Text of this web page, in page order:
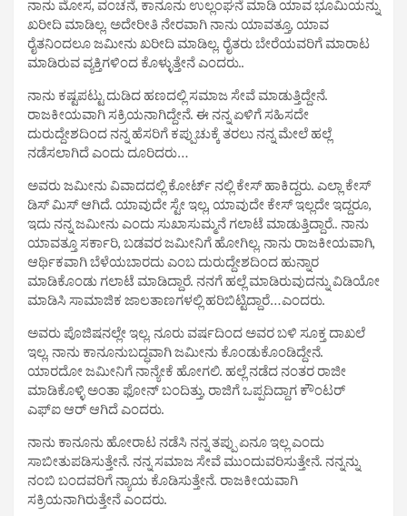
ನಾನು ಮೋಸ, ವಂಚನೆ, ಕಾನೂನು ಉಲ್ಲಂಘನೆ ಮಾಡಿ ಯಾವ ಭೂಮಿಯನ್ನು
ಖರೀದಿ ಮಾಡಿಲ್ಲ.‌ ಅದೇರೀತಿ ನೇರವಾಗಿ ನಾನು ಯಾವತ್ತೂ, ಯಾವ
ರೈತನಿಂದಲೂ ಜಮೀನು ಖರೀದಿ‌ ಮಾಡಿಲ್ಲ. ರೈತರು ಬೇರೆಯವರಿಗೆ ಮಾರಾಟ
ಮಾಡಿರುವ ವ್ಯಕ್ತಿಗಳಿಂದ ಕೊಳ್ಳುತ್ತೇನೆ ಎಂದರು..
ನಾನು ಕಷ್ಟಪಟ್ಟು ದುಡಿದ ಹಣದಲ್ಲಿ ಸಮಾಜ ಸೇವೆ ಮಾಡುತ್ತಿದ್ದೇನೆ.
ರಾಜಕೀಯವಾಗಿ ಸಕ್ರಿಯನಾಗಿದ್ದೇನೆ‌. ಈ ನನ್ನ ಏಳಿಗೆ ಸಹಿಸದೇ
ದುರುದ್ದೇಶದಿಂದ ನನ್ನ ಹೆಸರಿಗೆ ಕಪ್ಪುಚುಕ್ಕೆ ತರಲು ನನ್ನ ಮೇಲೆ ಹಲ್ಲೆ
ನಡೆಸಲಾಗಿದೆ ಎಂದು ದೂರಿದರು…
ಅವರು ಜಮೀನು ವಿವಾದದಲ್ಲಿ ಕೋರ್ಟ್ ನಲ್ಲಿ ಕೇಸ್ ಹಾಕಿದ್ದರು. ಎಲ್ಲಾ ಕೇಸ್
ಡಿಸ್ ಮಿಸ್ ಆಗಿದೆ. ಯಾವುದೇ ಸ್ಟೇ ಇಲ್ಲ, ಯಾವುದೇ ಕೇಸ್ ಇಲ್ಲದೇ ಇದ್ದರೂ,
ಇದು ನನ್ನ ಜಮೀನು ಎಂದು ಸುಖಾಸುಮ್ಮನೆ ಗಲಾಟೆ ಮಾಡುತ್ತಿದ್ದಾರೆ.. ನಾನು
ಯಾವತ್ತೂ ಸರ್ಕಾರಿ, ಬಡವರ ಜಮೀನಿಗೆ ಹೋಗಿಲ್ಲ. ನಾನು ರಾಜಕೀಯವಾಗಿ,
ಆರ್ಥಿಕವಾಗಿ ಬೆಳೆಯಬಾರದು ಎಂಬ ದುರುದ್ದೇಶದಿಂದ ಹುನ್ನಾರ
ಮಾಡಿಕೊಂಡು ಗಲಾಟೆ ಮಾಡಿದ್ದಾರೆ. ನನಗೆ ಹಲ್ಲೆ ಮಾಡಿರುವುದನ್ನು ವಿಡಿಯೋ
ಮಾಡಿಸಿ ಸಾಮಾಜಿಕ ಜಾಲತಾಣಗಳಲ್ಲಿ ಹರಿಬಿಟ್ಟಿದ್ದಾರೆ…ಎಂದರು.
ಅವರು ಪೊಜಿಷನಲ್ಲೇ ಇಲ್ಲ. ನೂರು ವರ್ಷದಿಂದ ಅವರ ಬಳಿ ಸೂಕ್ತ ದಾಖಲೆ
ಇಲ್ಲ.‌ ನಾನು ಕಾನೂನುಬದ್ಧವಾಗಿ ಜಮೀನು ಕೊಂಡುಕೊಂಡಿದ್ದೇನೆ.
ಯಾರದೋ ಜಮೀನಿಗೆ ನಾನ್ಯೇಕೆ ಹೋಗಲಿ. ಹಲ್ಲೆ ನಡೆದ ನಂತರ ರಾಜೀ
ಮಾಡಿಕೊಳ್ಳಿ ಅಂತಾ ಫೋನ್ ಬಂದಿತ್ತು, ರಾಜಿಗೆ ಒಪ್ಪದಿದ್ದಾಗ ಕೌಂಟರ್
ಎಫ್ಐ ಆರ್ ಆಗಿದೆ ಎಂದರು.
ನಾನು ಕಾನೂನು ಹೋರಾಟ ನಡೆಸಿ ನನ್ನ ತಪ್ಪು ಏನೂ ಇಲ್ಲ ಎಂದು
ಸಾಬೀತುಪಡಿಸುತ್ತೇನೆ. ನನ್ನ ಸಮಾಜ ಸೇವೆ ಮುಂದುವರಿಸುತ್ತೇನೆ. ನನ್ನನ್ನು
ನಂಬಿ ಬಂದವರಿಗೆ ನ್ಯಾಯ ಕೊಡಿಸುತ್ತೇನೆ. ರಾಜಕೀಯವಾಗಿ
ಸಕ್ರಿಯನಾಗಿರುತ್ತೇನೆ ಎಂದರು.